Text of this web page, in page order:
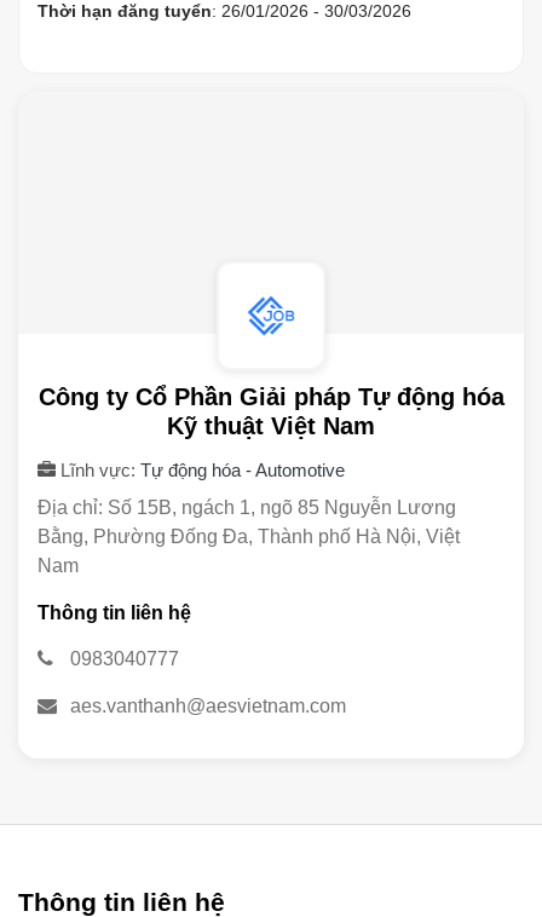
Thời hạn đăng tuyển: 26/01/2026 - 30/03/2026
Công ty Cổ Phần Giải pháp Tự động hóa
Kỹ thuật Việt Nam
Lĩnh vực: Tự động hóa - Automotive
Địa chỉ: Số 15B, ngách 1, ngõ 85 Nguyễn Lương
Bằng, Phường Đống Đa, Thành phố Hà Nội, Việt
Nam
Thông tin liên hệ
0983040777
aes.vanthanh@aesvietnam.com
Thông tin liên hệ